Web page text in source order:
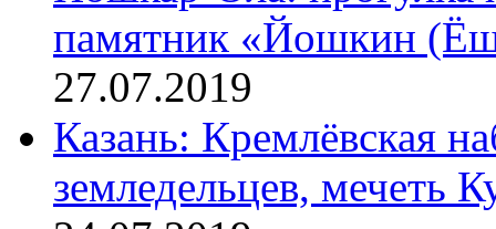
памятник «Йошкин
27.07.2019
Казань: Кремлёвская
земледельцев, мечеть